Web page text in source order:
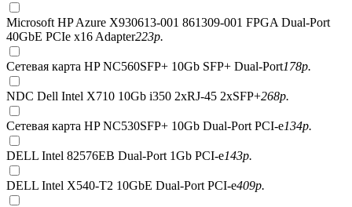
Microsoft HP Azure X930613-001 861309-001 FPGA Dual-Port
40GbE PCIe x16 Adapter223р.
Сетевая карта HP NC560SFP+ 10Gb SFP+ Dual-Port178р.
NDC Dell Intel X710 10Gb i350 2xRJ-45 2xSFP+268р.
Сетевая карта HP NC530SFP+ 10Gb Dual-Port PCI-e134р.
DELL Intel 82576EB Dual-Port 1Gb PCI-e143р.
DELL Intel X540-T2 10GbE Dual-Port PCI-e409р.